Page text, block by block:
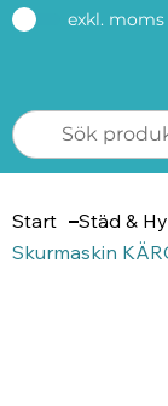
exkl. moms
Start Städ &
Skurmaskin